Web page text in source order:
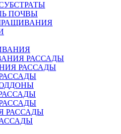
ПОЧВЫ
РАССАДЫ
РАССАДЫ